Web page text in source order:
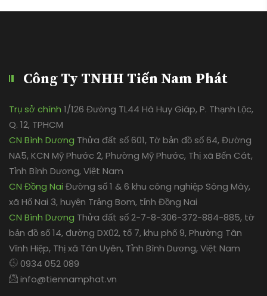
Công Ty TNHH Tiến Nam Phát
Trụ sở chính 1/126 Đường TL44 Hà Huy Giáp, P. Thạnh Lộc,
Q. 12, TPHCM
CN Bình Dương Thửa đất số 601, Tờ bản đồ số 64, Đường
NA5, KCN Mỹ Phước 2, Phường Mỹ Phước, Thị xã Bến Cát,
Tỉnh Bình Dương, Việt Nam
CN Đồng Nai Đường số 1 & 6 khu công nghiệp Sông Mây,
xã Hố Nai 3, huyện Trảng Bom, tỉnh Đồng Nai
CN Bình Dương Thửa đất số 2-7-8-306-372-884-885, tờ
bản đồ số 14, đường DX02, tổ 7, khu phố 9, Phường Tân
Vĩnh Hiệp, Thị xã Tân Uyên, Tỉnh Bình Dương, Việt Nam
0934 052 089
info@tiennamphat.vn